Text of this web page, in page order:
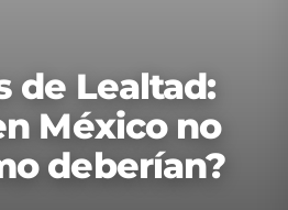
de Lealtad:
México no
deberían?